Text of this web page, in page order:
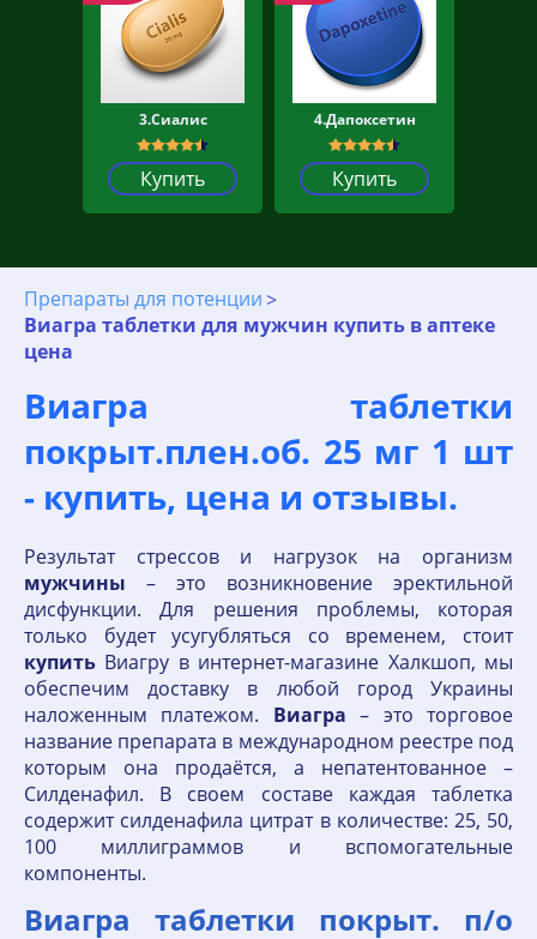
3.Сиалис
Купить
4.Дапоксетин
Купить
Препараты для потенции
Виагра таблетки для мужчин купить в аптеке
цена
Виагра таблетки
покрыт.плен.об. 25 мг 1 шт
- купить, цена и отзывы.
Результат стрессов и нагрузок на организм
мужчины – это возникновение эректильной
дисфункции. Для решения проблемы, которая
только будет усугубляться со временем, стоит
купить Виагру в интернет-магазине Халкшоп, мы
обеспечим доставку в любой город Украины
наложенным платежом. Виагра – это торговое
название препарата в международном реестре под
которым она продаётся, а непатентованное –
Силденафил. В своем составе каждая таблетка
содержит силденафила цитрат в количестве: 25, 50,
100 миллиграммов и вспомогательные
компоненты.
Виагра таблетки покрыт. п/о